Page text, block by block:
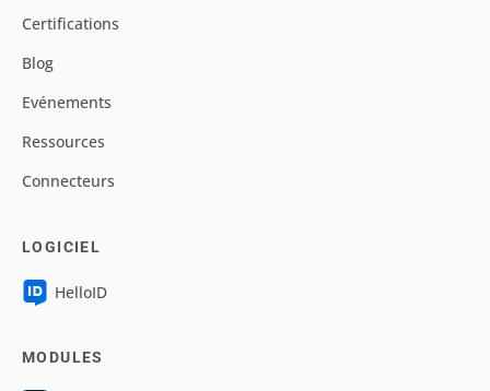
Certifications
Blog
Evénements
Ressources
Connecteurs
LOGICIEL
HelloID
MODULES